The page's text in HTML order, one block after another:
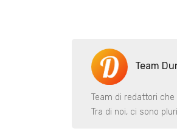
Team
Team di redattori
Tra di noi, ci sono